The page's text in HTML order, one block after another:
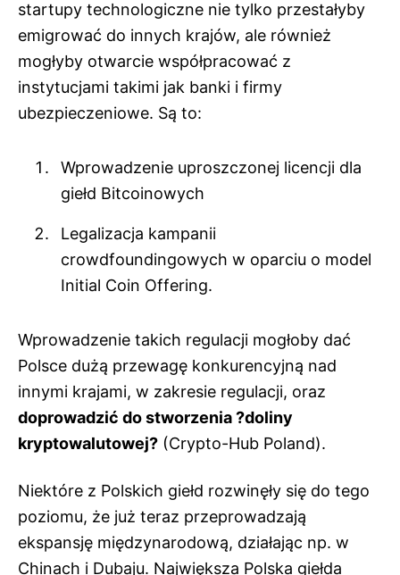
startupy technologiczne nie tylko przestałyby
emigrować do innych krajów, ale również
mogłyby otwarcie współpracować z
instytucjami takimi jak banki i firmy
ubezpieczeniowe. Są to:
Wprowadzenie uproszczonej licencji dla
giełd Bitcoinowych
Legalizacja kampanii
crowdfoundingowych w oparciu o model
Initial Coin Offering.
Wprowadzenie takich regulacji mogłoby dać
Polsce dużą przewagę konkurencyjną nad
innymi krajami, w zakresie regulacji, oraz
doprowadzić do stworzenia ?doliny
kryptowalutowej? (Crypto-Hub Poland).
Niektóre z Polskich giełd rozwinęły się do tego
poziomu, że już teraz przeprowadzają
ekspansję międzynarodową, działając np. w
Chinach i Dubaju. Największa Polska giełda